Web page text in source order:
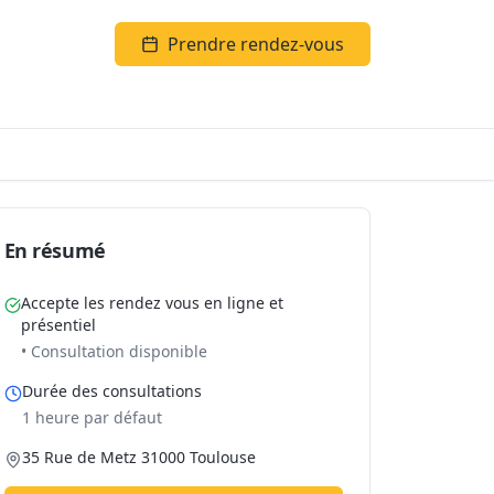
Prendre rendez-vous
En résumé
Accepte les rendez vous en ligne et
présentiel
• Consultation disponible
Durée des consultations
1 heure par défaut
35 Rue de Metz 31000 Toulouse